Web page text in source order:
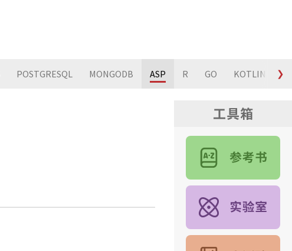
POSTGRESQL MONGODB ASP R GO KOTLIN ❯